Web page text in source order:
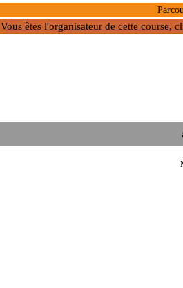
Vous êtes l'organisateur de cette course,